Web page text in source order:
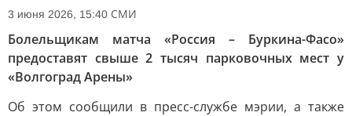
3 июня 2026, 15:40 СМИ
Болельщикам матча «Россия – Буркина-Фасо»
предоставят свыше 2 тысяч парковочных мест у
«Волгоград Арены»
Об этом сообщили в пресс-службе мэрии, а также